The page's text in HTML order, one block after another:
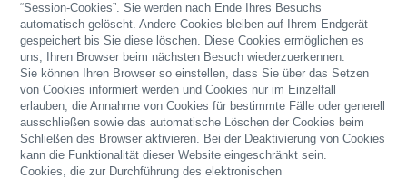
“Session-Cookies”. Sie werden nach Ende Ihres Besuchs
automatisch gelöscht. Andere Cookies bleiben auf Ihrem Endgerät
gespeichert bis Sie diese löschen. Diese Cookies ermöglichen es
uns, Ihren Browser beim nächsten Besuch wiederzuerkennen.
Sie können Ihren Browser so einstellen, dass Sie über das Setzen
von Cookies informiert werden und Cookies nur im Einzelfall
erlauben, die Annahme von Cookies für bestimmte Fälle oder generell
ausschließen sowie das automatische Löschen der Cookies beim
Schließen des Browser aktivieren. Bei der Deaktivierung von Cookies
kann die Funktionalität dieser Website eingeschränkt sein.
Cookies, die zur Durchführung des elektronischen